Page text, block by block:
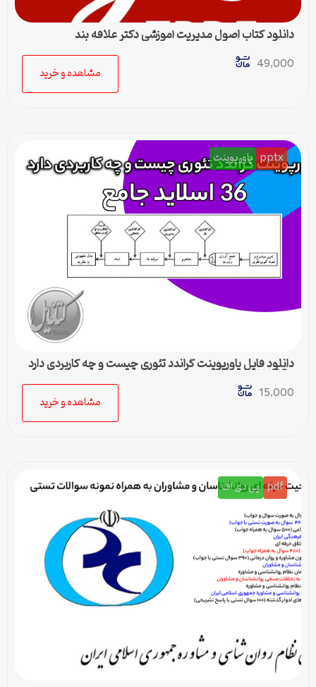
دانلود کتاب اصول مدیریت آموزشی دکتر علاقه بند
49,000
مشاهده و خرید
pptx پاورپوینت
دانلود فایل پاورپوینت گراندد تئوری چیست و چه کاربردی دارد
15,000
مشاهده و خرید
pdf پی دی اف